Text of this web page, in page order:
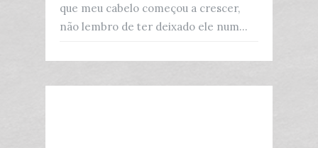
que meu cabelo começou a crescer,
não lembro de ter deixado ele num...